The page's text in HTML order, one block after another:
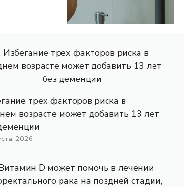
трех факторов риска в
возрасте может добавить 13 лет
2026